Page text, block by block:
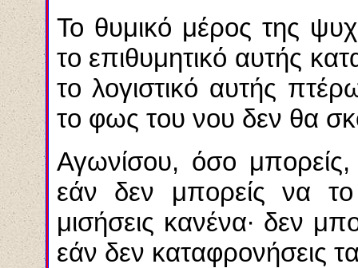
Το θυμικό μέρος της
το επιθυμητικό αυτής
το λογιστικό αυτής
το φως του νου δεν θα
Αγωνίσου, όσο
εάν δεν μπορείς να το
μισήσεις κανένα∙ δεν
εάν δεν καταφρονήσεις